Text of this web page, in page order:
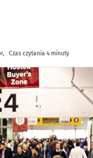
Czas czytania 4 minuty